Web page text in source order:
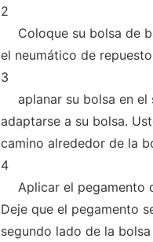
2
Coloque su bolsa de
el neumático de
3
aplanar su bolsa en
adaptarse a su bolsa.
camino alrededor de la
4
Aplicar el pegamento
Deje que el pegamento
segundo lado de la